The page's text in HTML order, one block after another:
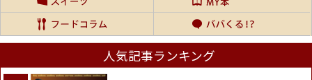
人気記事ランキング